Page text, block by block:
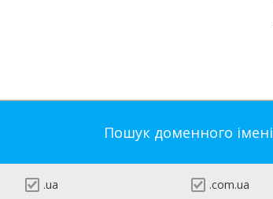
Пошук доменного імені
.ua .com.ua